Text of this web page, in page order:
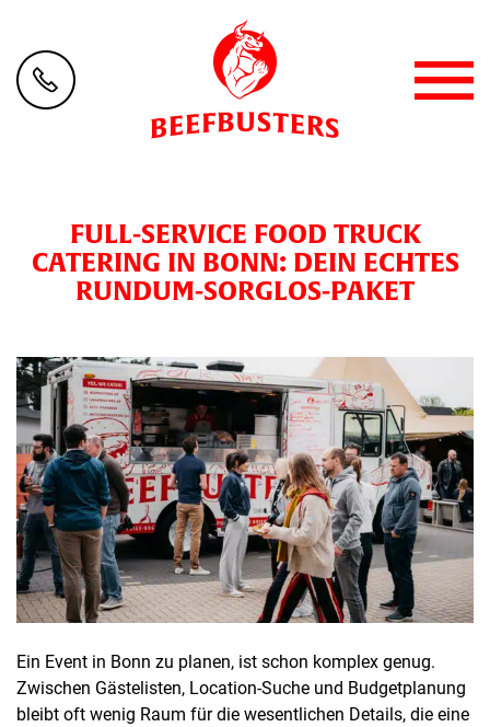
FULL-SERVICE FOOD TRUCK
CATERING IN BONN: DEIN ECHTES
RUNDUM-SORGLOS-PAKET
Ein Event in Bonn zu planen, ist schon komplex genug.
Zwischen Gästelisten, Location-Suche und Budgetplanung
bleibt oft wenig Raum für die wesentlichen Details, die eine